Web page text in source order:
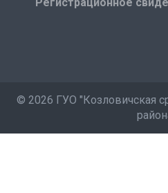
© 2026 ГУО "Козловичская